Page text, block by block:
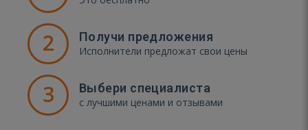
2 Получи предложения
Исполнители предложат свои цены
3 Выбери специалиста
с лучшими ценами и отзывами